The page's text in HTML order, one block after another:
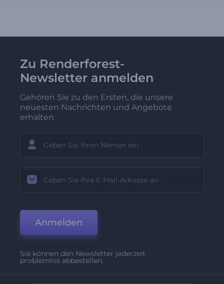
Zu Renderforest-
Newsletter anmelden
Gehören Sie zu den Ersten, die unsere
neuesten Nachrichten und Angebote
erhalten
Anmelden
Sie können den Newsletter jederzeit
problemlos abbestellen.